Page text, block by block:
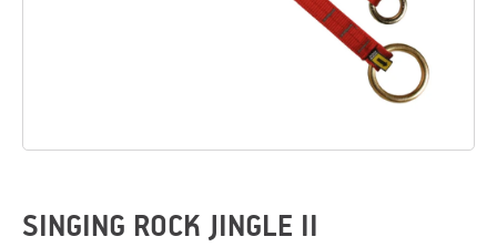
SINGING ROCK JINGLE II